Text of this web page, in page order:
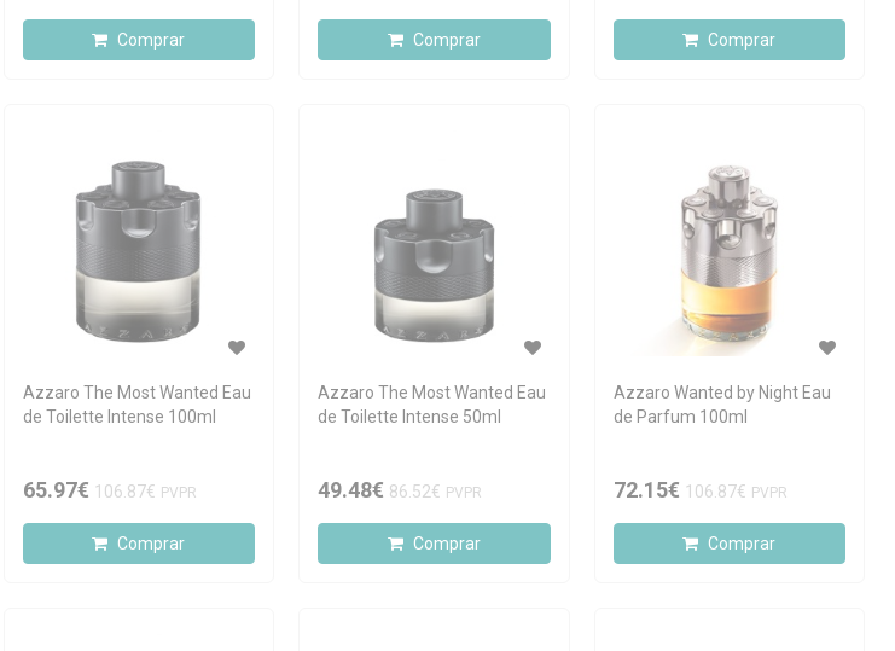
Comprar Comprar Comprar
Azzaro The Most Wanted Eau
de Toilette Intense 100ml
65.97€ 106.87€ PVPR
Comprar
Azzaro The Most Wanted Eau
de Toilette Intense 50ml
49.48€ 86.52€ PVPR
Comprar
Azzaro Wanted by Night Eau
de Parfum 100ml
72.15€ 106.87€ PVPR
Comprar